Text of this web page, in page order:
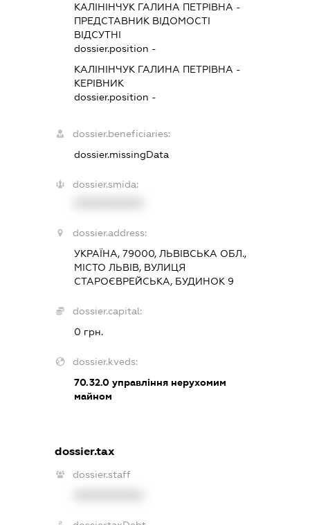
КАЛІНІНЧУК ГАЛИНА ПЕТРІВНА -
ПРЕДСТАВНИК ВІДОМОСТІ
ВІДСУТНІ
dossier.position -
КАЛІНІНЧУК ГАЛИНА ПЕТРІВНА -
КЕРІВНИК
dossier.position -
dossier.beneficiaries:
dossier.missingData
dossier.smida:
dossier.address:
УКРАЇНА, 79000, ЛЬВІВСЬКА ОБЛ.,
МІСТО ЛЬВІВ, ВУЛИЦЯ
СТАРОЄВРЕЙСЬКА, БУДИНОК 9
dossier.capital:
0 грн.
dossier.kveds:
70.32.0управління нерухомим
майном
dossier.tax
dossier.staff